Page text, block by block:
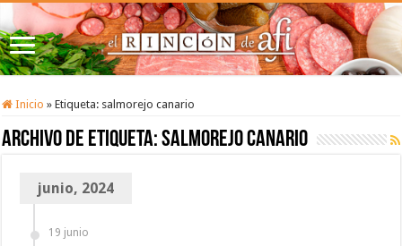
Inicio » Etiqueta: salmorejo canario
Archivo de etiqueta:salmorejo canario
junio, 2024
19 junio